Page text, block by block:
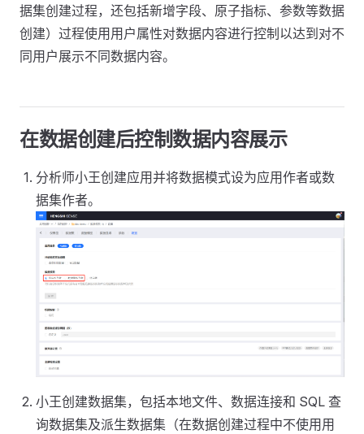
据集创建过程，还包括新增字段、原子指标、参数等数据
创建）过程使用用户属性对数据内容进行控制以达到对不
同用户展示不同数据内容。
在数据创建后控制数据内容展示
分析师小王创建应用并将数据模式设为应用作者或数
据集作者。
小王创建数据集，包括本地文件、数据连接和 SQL 查
询数据集及派生数据集（在数据创建过程中不使用用